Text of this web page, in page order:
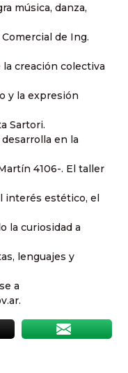
música, danza,
de Ing.
creación colectiva
y la expresión
Sartori.
en la
4106-. El taller
interés estético, el
la curiosidad a
lenguajes y
a